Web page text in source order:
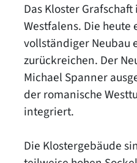
Das Kloster
Westfalens. Die
vollständiger Neubau
zurückreichen. Der
Michael Spanner
der romanische
integriert.
Die Klostergebäude